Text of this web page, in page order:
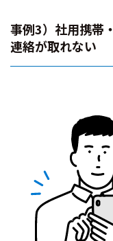
事例3）社用携帯
連絡が取れない